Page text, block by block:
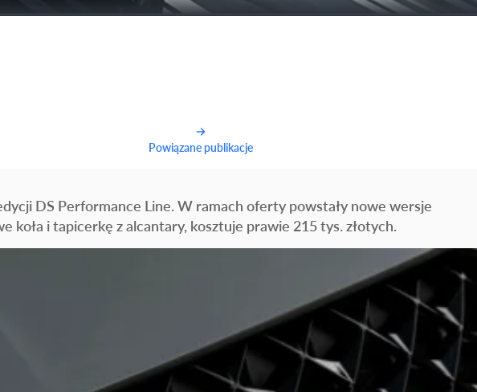
Powiązane publikacje
DS Performance Line. W ramach oferty powstały nowe wersje
koła i tapicerkę z alcantary, kosztuje prawie 215 tys. złotych.